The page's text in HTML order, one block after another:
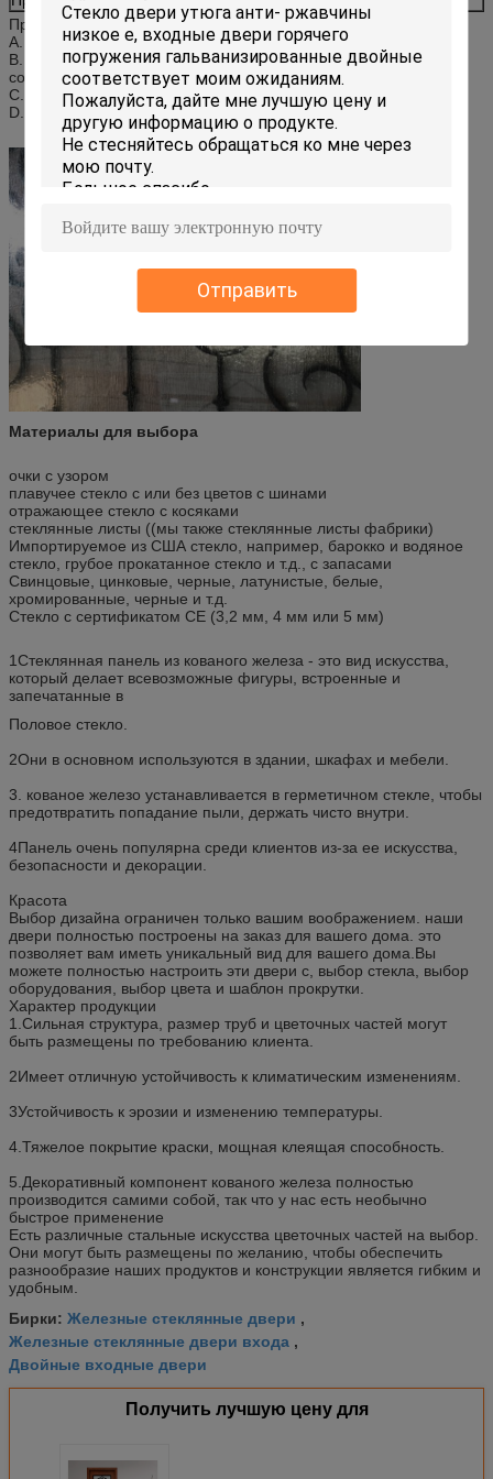
Отправить
Преимущества:
А. Современный стиль, уникальный
B. Сопротивление нагреву, сопротивление нагреву,
сохраняющее тепло
C. Сопротивляемость кислороду, сопротивляемость ударам
D. Высокая и низкая температура
Материалы для выбора
очки с узором
плавучее стекло с или без цветов с шинами
отражающее стекло с косяками
стеклянные листы ((мы также стеклянные листы фабрики)
Импортируемое из США стекло, например, барокко и водяное
стекло, грубое прокатанное стекло и т.д., с запасами
Свинцовые, цинковые, черные, латунистые, белые,
хромированные, черные и т.д.
Стекло с сертификатом CE (3,2 мм, 4 мм или 5 мм)
1Стеклянная панель из кованого железа - это вид искусства,
который делает всевозможные фигуры, встроенные и
запечатанные в
Половое стекло.
2Они в основном используются в здании, шкафах и мебели.
3. кованое железо устанавливается в герметичном стекле, чтобы
предотвратить попадание пыли, держать чисто внутри.
4Панель очень популярна среди клиентов из-за ее искусства,
безопасности и декорации.
Красота
Выбор дизайна ограничен только вашим воображением. наши
двери полностью построены на заказ для вашего дома. это
позволяет вам иметь уникальный вид для вашего дома.Вы
можете полностью настроить эти двери с, выбор стекла, выбор
оборудования, выбор цвета и шаблон прокрутки.
Характер продукции
1.Сильная структура, размер труб и цветочных частей могут
быть размещены по требованию клиента.
2Имеет отличную устойчивость к климатическим изменениям.
3Устойчивость к эрозии и изменению температуры.
4.Тяжелое покрытие краски, мощная клеящая способность.
5.Декоративный компонент кованого железа полностью
производится самими собой, так что у нас есть необычно
быстрое применение
Есть различные стальные искусства цветочных частей на выбор.
Они могут быть размещены по желанию, чтобы обеспечить
разнообразие наших продуктов и конструкции является гибким и
удобным.
Бирки: Железные стеклянные двери ,
Железные стеклянные двери входа ,
Двойные входные двери
Получить лучшую цену для